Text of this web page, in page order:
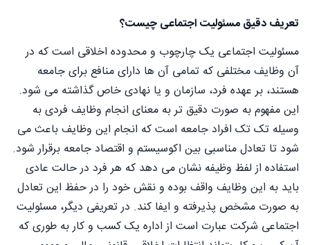
تعریف دقیق مسئولیت اجتماعی چیست؟
مسئولیت اجتماعی یک چارچوب و محدوده اخلاقی است که در
آن وظایف مختلفی که تمامی آن ها دارای منافع برای جامعه
هستند، بر عهده فرد، سازمان و یا نهادی خاص گذاشته می شود.
این مفهوم به صورت دقیق تر به معنای انجام وظایف فردی به
وسیله تک تک افراد جامعه است که انجام این وظایف باعث می
شود تا تعادل مناسبی بین اکوسیستم و اقتصاد جامعه برقرار شود.
استفاده از لفظ وظیفه نشان می دهد که هر فرد در حالت عادی
باید به این وظایف واقف بوده و نقش خود را در حفظ این تعادل
به صورت مشخص پذیرفته و ایفا کند. در تعریفی دیگر، مسئولیت
اجتماعی شرکت عبارت است از اداره یک کسب و کار به طوری که